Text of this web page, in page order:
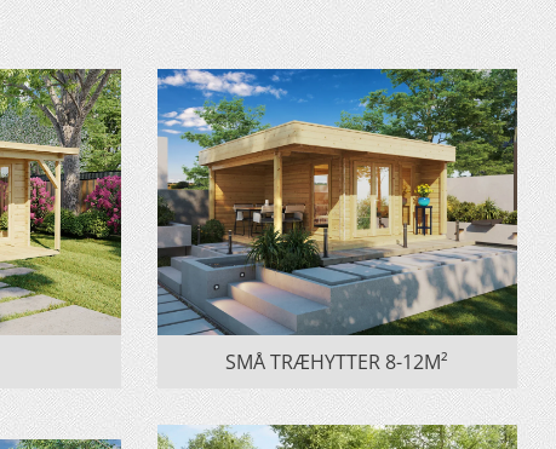
SMÅ TRÆHYTTER 8-12M²